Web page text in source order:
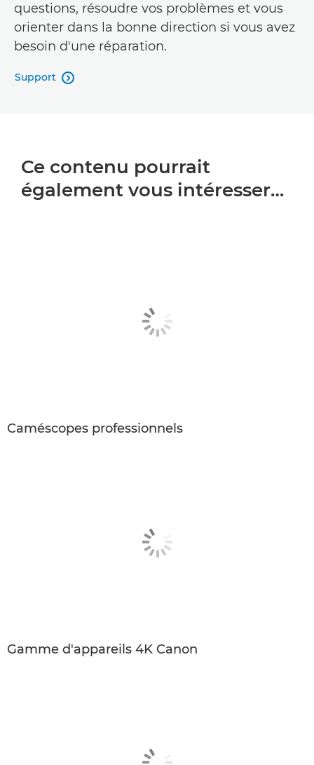
questions, résoudre vos problèmes et vous
orienter dans la bonne direction si vous avez
besoin d'une réparation.
Support 
Ce contenu pourrait
également vous intéresser…
Caméscopes professionnels
Gamme d'appareils 4K Canon